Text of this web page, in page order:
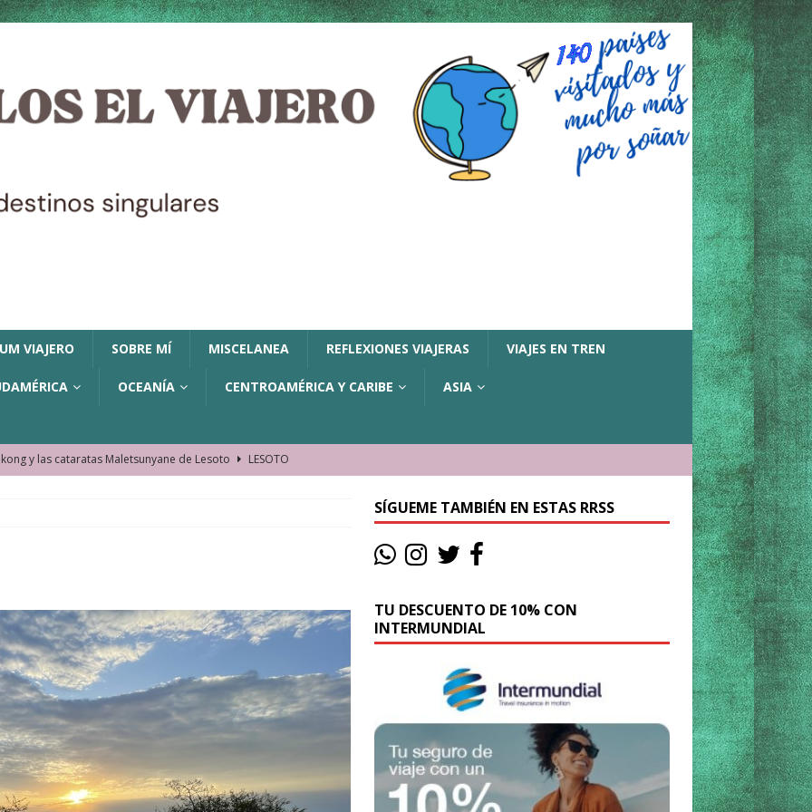
VIAJERO SOBRE MÍ MISCELANEA REFLEXIONES VIAJERAS VIAJES EN TREN
OCEANÍA CENTROAMÉRICA Y CARIBE ASIA
y las cataratas Maletsunyane de Lesoto
LESOTO
La historia de la misteriosa avioneta de la playa
JAMAICA
moverse en Seychelles de manera sostenible
SEYCHELLES
Manama. La capital de Baréin
BARÉIN
El barrio más castizo de Malabo GUINEA ECUATORIAL
SÍGUEME TAMBIÉN EN ESTAS RRSS
TU DESCUENTO DE 10% CON
INTERMUNDIAL